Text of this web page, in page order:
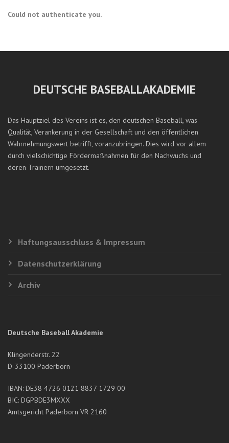
Could not authenticate you.
DEUTSCHE BASEBALLAKADEMIE
Das Hauptziel des Vereins ist es, den deutschen Baseball, was
Qualität, Verankerung in der Gesellschaft und den öffentlichen
Wahrnehmungswert betrifft, voranzubringen. Dies wird vor allem
durch vielschichtige Fördermaßnahmen für den Nachwuchs und
deren Trainern umgesetzt.
Haftungsausschluss & Impressum
Datenschutzerklärung
Archiv
Deutsche Baseball Akademie
Klingenderstr. 22
D-33100 Paderborn
IBAN: DE38 4726 0121 8837 1729 00
BIC: DGPBDE3MXXX
Amtsgericht Paderborn VR 2160